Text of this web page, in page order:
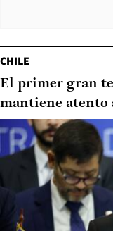
CHILE
El primer gran
mantiene